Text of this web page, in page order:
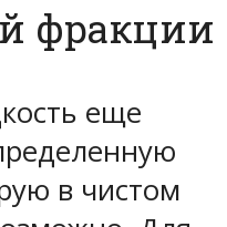
фракции
еще
в чистом